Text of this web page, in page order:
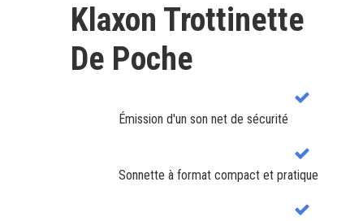
Klaxon Trottinette
De Poche
Émission d'un son net de sécurité
Sonnette à format compact et pratique